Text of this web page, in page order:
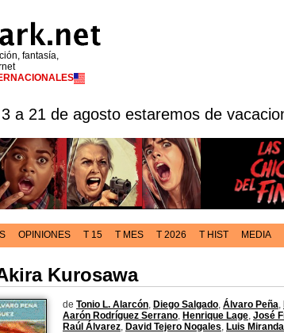
fantasía,
a 21 de agosto estaremos de
OPINIONES T 15 T MES T 2026 T HIST MEDIA
Kurosawa
de Tonio L. Alarcón, Diego Salgado, Álvaro Peña,
Aarón Rodríguez Serrano, Henrique Lage, José
Raúl Álvarez, David Tejero Nogales, Luis Miranda